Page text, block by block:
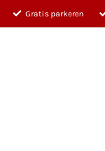
Gratis parkeren